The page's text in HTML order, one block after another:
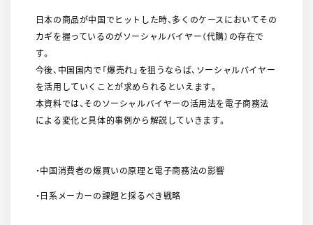
日本の商品が中国でヒットした時、多くのケースにおいてその
カギを握っているのがソーシャルバイヤー（代購）の存在で
す。
今後、中国国内で「爆売れ」を狙うならば、ソーシャルバイヤー
を活用していくことが求められるといえます。
本資料では、そのソーシャルバイヤーの活用法を電子商務法
による変化と具体的事例から解説していきます。
・中国消費者の爆買いの原理と電子商務法の影響​
・日系メーカーの課題と採るべき戦略